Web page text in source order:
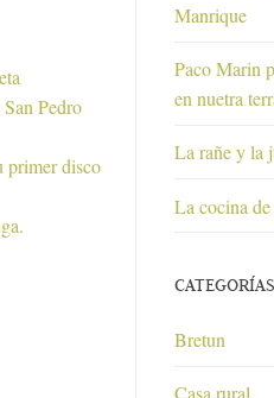
Pedro
primer disco
Manrique
Paco Marin
en nuetra
La rañe y la
La cocina de
CATEGORÍAS
Bretun